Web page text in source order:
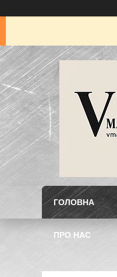
ГОЛОВНА
ПРО НАС